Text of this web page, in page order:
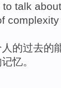
to talk about
complexity
的过去的
记忆。